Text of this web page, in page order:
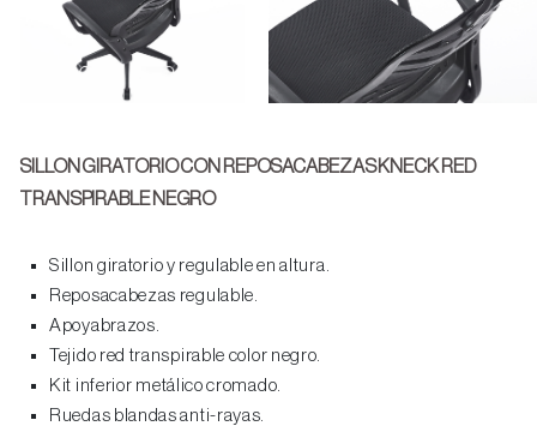
SILLON GIRATORIO CON REPOSACABEZAS KNECK RED
TRANSPIRABLE NEGRO
Sillon giratorio y regulable en altura.
Reposacabezas regulable.
Apoyabrazos.
Tejido red transpirable color negro.
Kit inferior metálico cromado.
Ruedas blandas anti-rayas.